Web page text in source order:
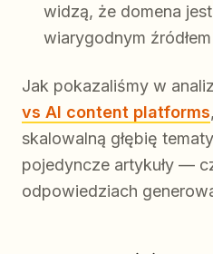
widzą, że domena
wiarygodnym źródłem
Jak pokazaliśmy w
vs AI content platforms
skalowalną głębię
pojedyncze artykuły —
odpowiedziach